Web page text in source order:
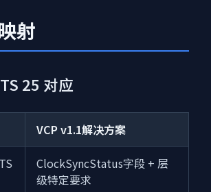
射
25 对应
VCP v1.1解决方案
ClockSyncStatus字段 + 层
级特定要求